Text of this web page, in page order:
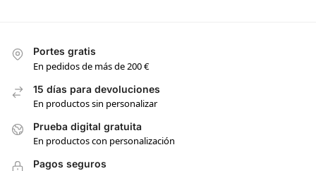
Portes gratis
En pedidos de más de 200 €
15 días para devoluciones
En productos sin personalizar
Prueba digital gratuita
En productos con personalización
Pagos seguros